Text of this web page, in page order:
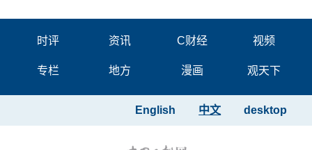
时评 资讯 C财经 视频
专栏 地方 漫画 观天下
desktop
中文
English